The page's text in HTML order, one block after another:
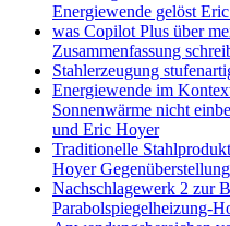
Energiewende gelöst
was Copilot Plus über
Zusammenfassung
Stahlerzeugung
Energiewende im
Sonnenwärme nicht
und Eric Hoyer
Traditionelle
Hoyer
Nachschlagewerk 2 zur
Parabolspiegelheizung-